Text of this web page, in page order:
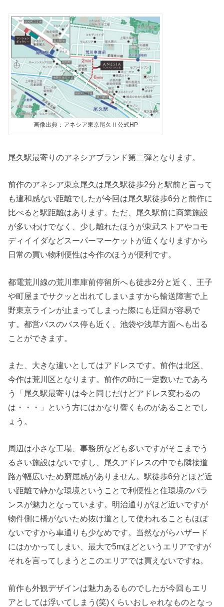
画像出典：アネシア東京尾久Ⅱ公式HP
尾久駅最寄りのアネシアブランド第二弾となります。
前作のアネシア東京尾久は尾久駅徒歩2分と駅前と言って
も違和感ない距離でしたが今回は尾久駅徒歩6分と前作に
比べると駅距離はあります。ただ、尾久駅前に商業施設
が多いわけでなく、少し離れたほうが東武ストアやコモ
ディイイダなどスーパーマーケットが近くなりますから
日常の買い物利便性は今作のほうが便利です。
都電荒川線の荒川車庫前停留所へも徒歩2分と近く、王子
や町屋までサクッと出れてしまいますから輸送障害で上
野東京ラインが止まってしまった際にも迂回が容易で
す。都営バスのバス停も近く、池袋や浅草方面へも出る
ことができます。
また、大きな違いとしてはアドレスです。前作は北区、
今作は荒川区となります。前作の時に一定数いたであろ
う「尾久駅最寄りは今と同じだけどアドレス変わるの
は・・・」という方にはかなり響くものがあることでし
ょう。
周辺は小さな工場、事務所なども多いですがそこまでう
るさい施設はないですし、尾久アドレスの中でも隣接道
路が幅広いため窮屈感がありません。駅徒歩6分とほど近
い距離で静かな環境ということで利便性と住環境のバラ
ンスが魅力となっています。明治通りがほど近いですが
物件側に橋がないため抜け道として使われることもほぼ
ないですから車通りも少なめです。当然ながらハザード
にはかかってしまい、最大で5mほどというエリアですが
それを言ってしまうとこのエリアでは買えないですね。
前作も外観デザインは魅力あるものでしたが今回もエリ
アとしては浮いてしまう(笑)くらいおしゃれなものとなっ